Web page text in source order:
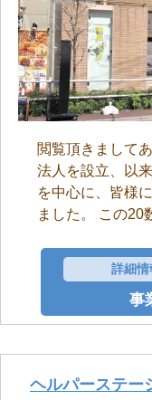
閲覧頂きまして
法人を設立、以
を中心に、皆様
ました。 この20
詳細情
事
ヘルパーステ